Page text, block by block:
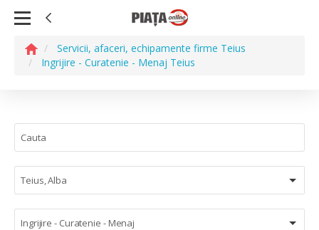
Servicii, afaceri, echipamente firme Teius
Ingrijire - Curatenie - Menaj Teius
Teius, Alba
Ingrijire - Curatenie - Menaj